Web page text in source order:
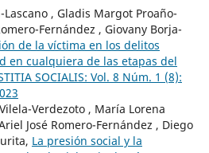
, Gladis Margot Proaño-
Fernández , Giovany Borja-
de la víctima en los delitos
en cualquiera de las etapas del
SOCIALIS: Vol. 8 Núm. 1 (8):
Verdezoto , María Lorena
José Romero-Fernández , Diego
La presión social y la